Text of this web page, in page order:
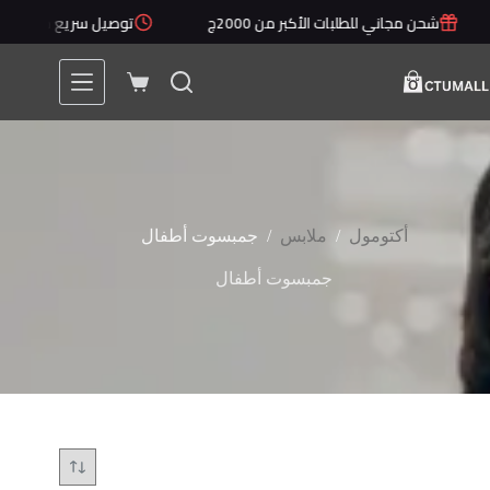
التجاوزشحن مجاني للطلبات الأكبر من 2000ج توصيل سريع خلال 1 - 5 أيام
عربة
أكتومول / ملابس / جمبسوت أطفال
جمبسوت أطفال